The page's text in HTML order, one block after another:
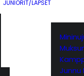
JUNIORIT/LAPSET
Junnu